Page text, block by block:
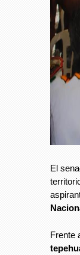
El
Frente